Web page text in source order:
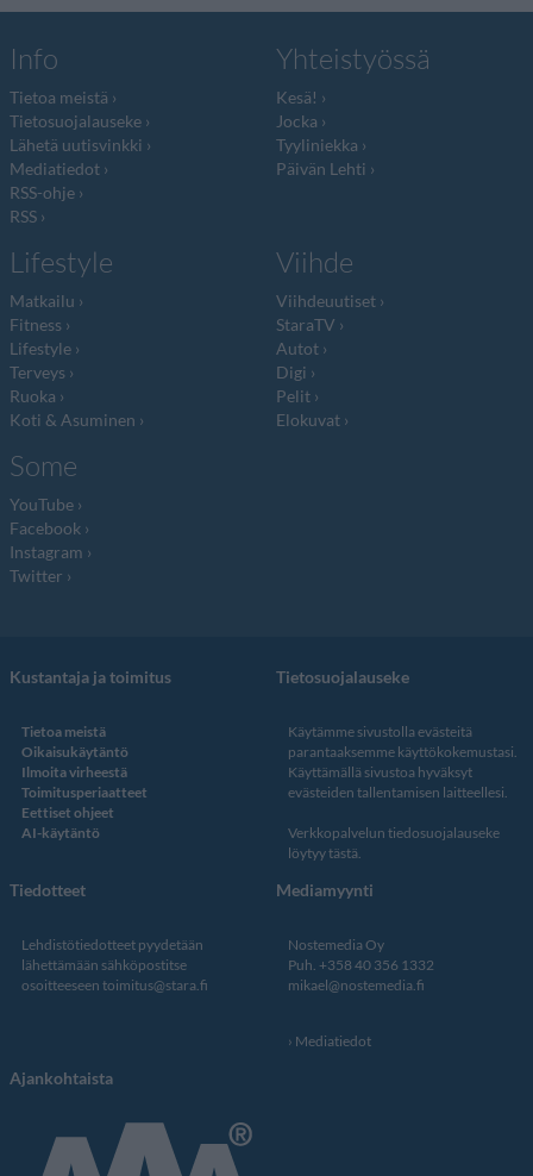
Info
Tietoa meistä
Tietosuojalauseke
Lähetä uutisvinkki
Mediatiedot
RSS-ohje
RSS
Yhteistyössä
Kesä!
Jocka
Tyyliniekka
Päivän Lehti
Lifestyle
Matkailu
Fitness
Lifestyle
Terveys
Ruoka
Koti & Asuminen
Viihde
Viihdeuutiset
StaraTV
Autot
Digi
Pelit
Elokuvat
Some
YouTube
Facebook
Instagram
Twitter
Kustantaja ja toimitus
Tietoa meistä
Oikaisukäytäntö
Ilmoita virheestä
Toimitusperiaatteet
Eettiset ohjeet
AI-käytäntö
Tietosuojalauseke
Käytämme sivustolla evästeitä
parantaaksemme käyttökokemustasi.
Käyttämällä sivustoa hyväksyt
evästeiden tallentamisen laitteellesi.
Verkkopalvelun tiedosuojalauseke
löytyy tästä.
Tiedotteet
Lehdistötiedotteet pyydetään
lähettämään sähköpostitse
osoitteeseen toimitus@stara.fi
Mediamyynti
Nostemedia Oy
Puh. +358 40 356 1332
mikael@nostemedia.fi
Mediatiedot
Ajankohtaista